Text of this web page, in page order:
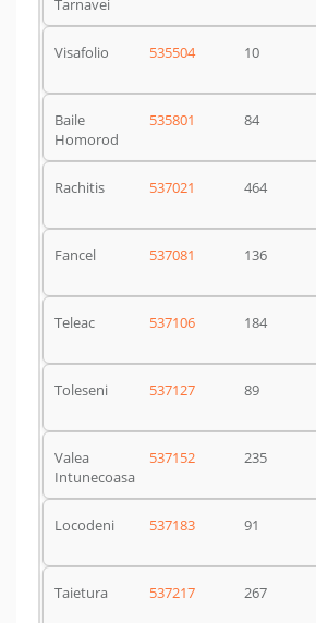
Tarnavei
Visafolio 535504 10
Baile
Homorod
535801 84
Rachitis 537021 464
Fancel 537081 136
Teleac 537106 184
Toleseni 537127 89
Valea
Intunecoasa
537152 235
Locodeni 537183 91
Taietura 537217 267